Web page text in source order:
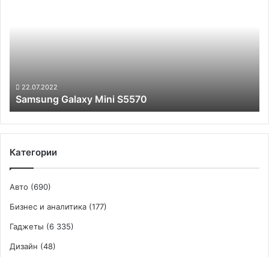
22.07.2022
Samsung Galaxy Mini S5570
Категории
Авто (690)
Бизнес и аналитика (177)
Гаджеты (6 335)
Дизайн (48)